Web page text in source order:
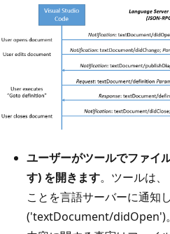
ユーザーがツールでファイ
す) を開きます。ツールは
ことを言語サーバーに通知
('textDocument/didOpen')